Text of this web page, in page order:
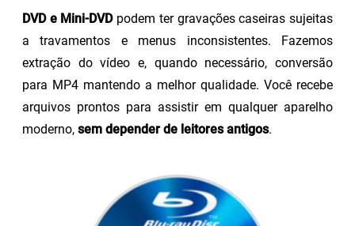
DVD e Mini-DVDpodem ter gravações caseiras sujeitas
a travamentos e menus inconsistentes. Fazemos
extração do vídeo e, quando necessário, conversão
para MP4 mantendo a melhor qualidade. Você recebe
arquivos prontos para assistir em qualquer aparelho
moderno, sem depender de leitores antigos.